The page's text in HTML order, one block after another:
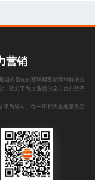
营销
国内领先的互联网互动营销解决方
，致力于为企业提供全方位的数字
果为导向，每一环都为企业量身定